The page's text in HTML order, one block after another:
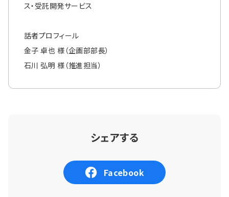
ス・受託開発サービス
話者プロフィール
金子 卓也 様（企画部部長）
石川 弘明 様（推進担当）
シェアする
Facebook